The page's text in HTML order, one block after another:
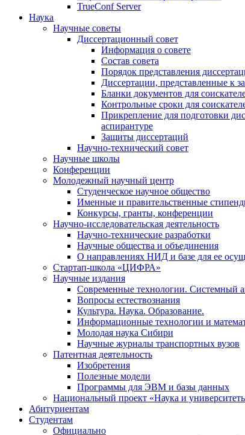
TrueConf Server
Наука
Научные советы
Диссертационный совет
Информация о совете
Состав совета
Порядок представления
Диссертации, представленные к
Бланки документов для
Контрольные сроки для
Прикрепление для подготовки
аспирантуре
Защиты диссертаций
Научно-технический совет
Научные школы
Конференции
Молодежный научный центр
Студенческое научное общество
Именные и правительственные
Конкурсы, гранты, конференции
Научно-исследовательская деятельность
Научно-технические разработки
Научные общества и объединения
О направлениях НИД и базе для ее
Стартап-школа «ЦИФРА»
Научные издания
Современные технологии. Системный
Вопросы естествознания
Культура. Наука. Образование.
Информационные технологии и
Молодая наука Сибири
Научные журналы транспортных вузов
Патентная деятельность
Изобретения
Полезные модели
Программы для ЭВМ и базы данных
Национальный проект «Наука и
Абитуриентам
Студентам
Официально